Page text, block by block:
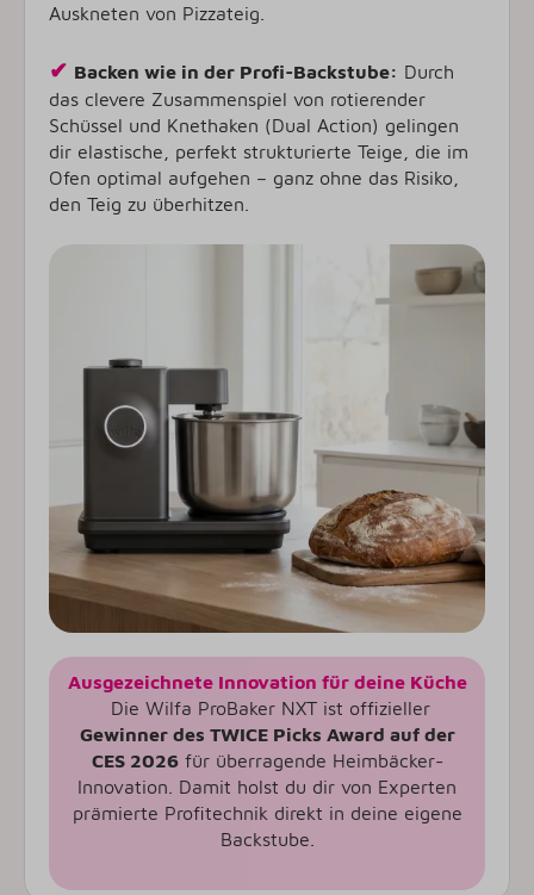
Auskneten von Pizzateig.
✔ Backen wie in der Profi-Backstube: Durch
das clevere Zusammenspiel von rotierender
Schüssel und Knethaken (Dual Action) gelingen
dir elastische, perfekt strukturierte Teige, die im
Ofen optimal aufgehen – ganz ohne das Risiko,
den Teig zu überhitzen.
Ausgezeichnete Innovation für deine Küche
Die Wilfa ProBaker NXT ist offizieller
Gewinner des TWICE Picks Award auf der
CES 2026für überragende Heimbäcker-
Innovation. Damit holst du dir von Experten
prämierte Profitechnik direkt in deine eigene
Backstube.